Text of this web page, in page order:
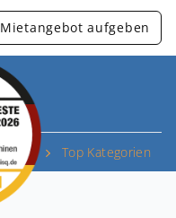
Mietangebot aufgeben
Top Kategorien